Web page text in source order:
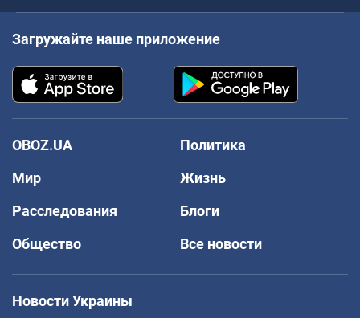
Загружайте наше приложение
OBOZ.UA
Политика
Мир
Жизнь
Расследования
Блоги
Общество
Все новости
Новости Украины